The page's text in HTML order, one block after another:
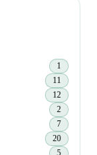
1
11
12
2
7
20